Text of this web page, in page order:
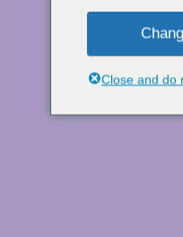
Close and do